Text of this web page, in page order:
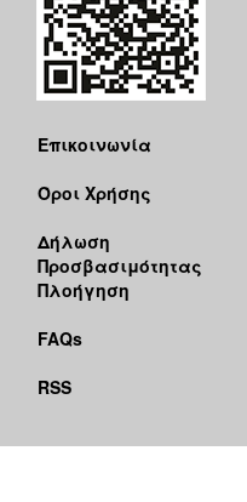
Επικοινωνία
Όροι Χρήσης
Δήλωση
Προσβασιμότητας
Πλοήγηση
FAQs
RSS